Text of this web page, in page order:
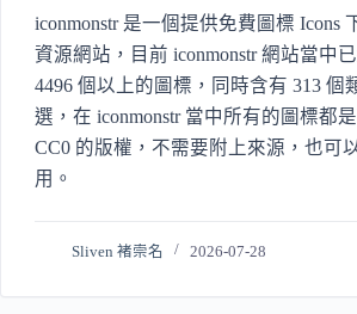
iconmonstr 是一個提供免費圖標 Icons
資源網站，目前 iconmonstr 網站當中
4496 個以上的圖標，同時含有 313 個
選，在 iconmonstr 當中所有的圖標都
CC0 的版權，不需要附上來源，也可
用。
Sliven 褚崇名 2026-07-28